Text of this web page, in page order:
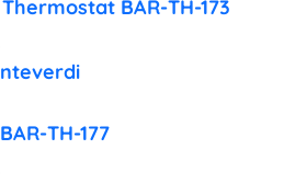
Thermostat BAR-TH-173
TH-177